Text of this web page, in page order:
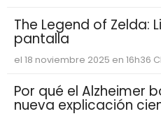
The Legend of Zelda:
pantalla
el 18 noviembre 2025 en 16h36
Por qué el Alzheimer
nueva explicación